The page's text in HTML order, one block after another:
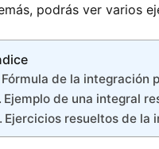
podrás ver varios
Fórmula de la integración
Ejemplo de una integral
Ejercicios resueltos de la